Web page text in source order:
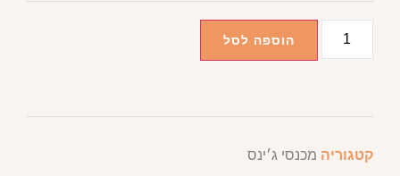
הוספה לסל
קטגוריה מכנסי ג׳ינס